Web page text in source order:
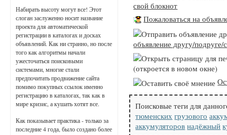
свой блокнот
Пожаловаться на
объявление другу/подруге/
(откроется в новом окне)
Поисковые теги для
тюменских грузового
аккумуляторов надёжный
Набирать высоту могут все! Этот
слоган заслуженно носит название
проекта для автоматической
регистрации в каталогах и досках
объявлений. Как ни странно, но после
того как алгоритмы начали
ужесточаться поисковыми
системами, многие стали
предпочитать продвижение сайта
помимо покупных ссылок именно
регистрацию в каталогах, так как в
мире кризис, а кушать хотят все.
Как показывает практика - только за
последние 4 года, было создано более